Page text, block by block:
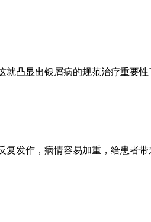
凸显出银屑病的规范治疗重要
发作，病情容易加重，给患者